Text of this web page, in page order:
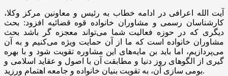
آیت الله اعرافی در ادامه خطاب به رئیس و معاونین مرکز وکلا،
کارشناسان رسمی و مشاوران خانواده قوه قضائیه افزود: بحث
دیگری که در حوزه فعالیت شما می‌تواند معجزه گر باشد بحث
مشاوران خانواده است که ما از آن حمایت ویژه می‌کنیم و به آن
می‌پردازیم، اما باید بن مایه‌های این مشاوره تقویت شود و با بهره
گیری از الگوهای روز دنیا و مطابقت آن با اصول و عقاید اسلامی و
بومی سازی آن، به تقویت بنیان خانواده و جامعه اهتمام ورزید.